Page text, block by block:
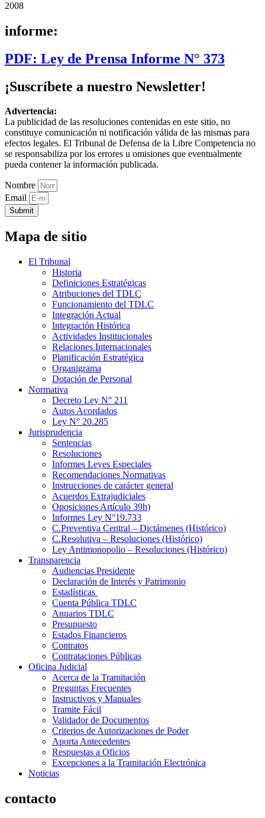
2008
informe:
PDF: Ley de Prensa Informe N° 373
¡Suscríbete a nuestro Newsletter!
Advertencia:
La publicidad de las resoluciones contenidas en este sitio, no
constituye comunicación ni notificación válida de las mismas para
efectos legales. El Tribunal de Defensa de la Libre Competencia no
se responsabiliza por los errores u omisiones que eventualmente
pueda contener la información publicada.
Nombre
Email
Submit
Mapa de sitio
El Tribunal
Historia
Definiciones Estratégicas
Atribuciones del TDLC
Funcionamiento del TDLC
Integración Actual
Integración Histórica
Actividades Institucionales
Relaciones Internacionales
Planificación Estratégica
Organigrama
Dotación de Personal
Normativa
Decreto Ley N° 211
Autos Acordados
Ley N° 20.285
Jurisprudencia
Sentencias
Resoluciones
Informes Leyes Especiales
Recomendaciones Normativas
Instrucciones de carácter general
Acuerdos Extrajudiciales
Oposiciones Artículo 39h)
Informes Ley N°19.733
C.Preventiva Central – Dictámenes (Histórico)
C.Resolutiva – Resoluciones (Histórico)
Ley Antimonopolio – Resoluciones (Histórico)
Transparencia
Audiencias Presidente
Declaración de Interés y Patrimonio
Estadísticas
Cuenta Pública TDLC
Anuarios TDLC
Presupuesto
Estados Financieros
Contratos
Contrataciones Públicas
Oficina Judicial
Acerca de la Tramitación
Preguntas Frecuentes
Instructivos y Manuales
Tramite Fácil
Validador de Documentos
Criterios de Autorizaciones de Poder
Aporta Antecedentes
Respuestas a Oficios
Excepciones a la Tramitación Electrónica
Noticias
contacto